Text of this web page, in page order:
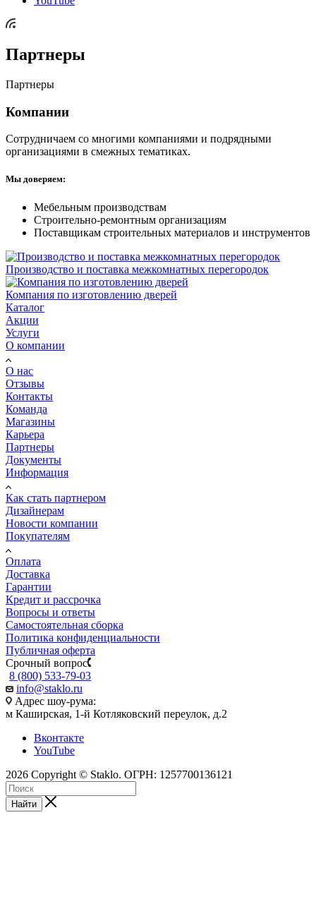
Партнеры
Партнеры
Компании
Сотрудничаем со многими компаниями и подрядными
организациями в смежных тематиках.
Мы доверяем:
Мебельным производствам
Строительно-ремонтным организациям
Поставщикам строительных материалов и инструментов
Производство и поставка межкомнатных перегородок
Компания по изготовлению дверей
Каталог
Акции
Услуги
О компании
О нас
Отзывы
Контакты
Команда
Магазины
Карьера
Партнеры
Документы
Информация
Как стать партнером
Дизайнерам
Новости компании
Покупателям
Оплата
Доставка
Гарантии
Кредит и рассрочка
Вопросы и ответы
Самостоятельная сборка
Политика конфиденциальности
Публичная оферта
Срочный вопрос
8 (800) 533-79-03
info@staklo.ru
Адрес шоу-рума:
м Каширская, 1-й Котляковский переулок, д.2
Вконтакте
YouTube
2026 Copyright © Staklo. ОГРН: 1257700136121
Найти